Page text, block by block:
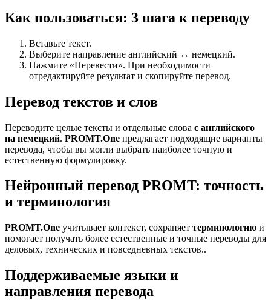
Как пользоваться: 3 шага к переводу
Вставьте текст.
Выберите направление английский ↔ немецкий.
Нажмите «Перевести». При необходимости
отредактируйте результат и скопируйте перевод.
Перевод текстов и слов
Переводите целые тексты и отдельные слова с английского
на немецкий. PROMT.One предлагает подходящие варианты
перевода, чтобы вы могли выбрать наиболее точную и
естественную формулировку.
Нейронный перевод PROMT: точность
и терминология
PROMT.One учитывает контекст, сохраняет терминологию и
помогает получать более естественные и точные переводы для
деловых, технических и повседневных текстов..
Поддерживаемые языки и
направления перевода